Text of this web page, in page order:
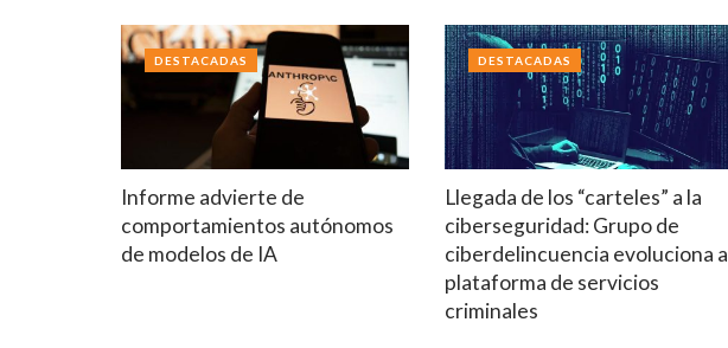
Informe advierte de
comportamientos autónomos
de modelos de IA
DESTACADAS
Llegada de los “carteles” a la
ciberseguridad: Grupo de
ciberdelincuencia evoluciona a
plataforma de servicios
criminales
DESTACADAS